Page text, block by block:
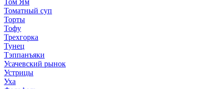
Томатный суп
Торты
Тофу
Трехгорка
Тунец
Тэппанъяки
Усачевский рынок
Устрицы
Уха